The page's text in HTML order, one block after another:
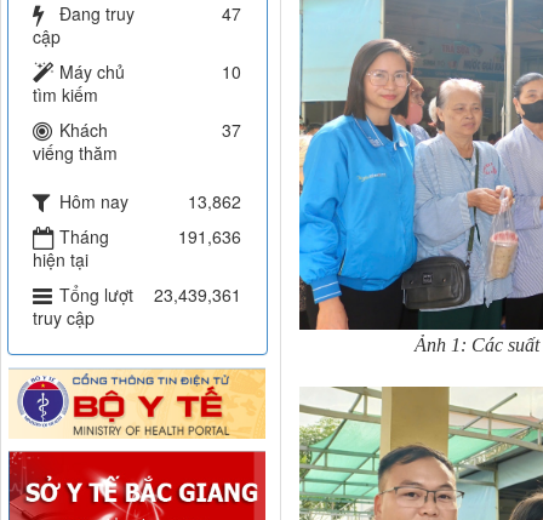
Ảnh 1: Các
Đang truy
cập
47
Máy chủ
tìm kiếm
10
Khách
viếng thăm
37
Hôm nay
13,862
Tháng
hiện tại
191,636
Tổng lượt
truy cập
23,439,361